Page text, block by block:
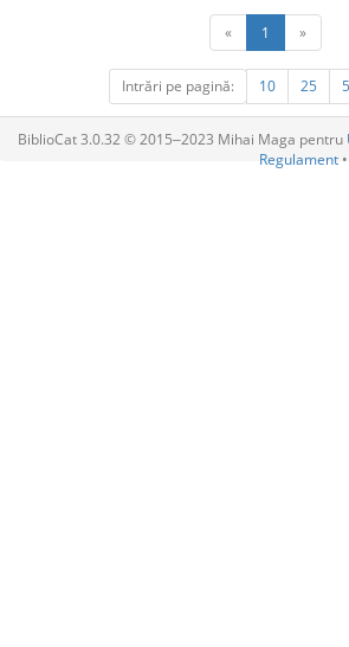
« 1 »
Intrări pe pagină: 10 25
BiblioCat 3.0.32 © 2015‒2023 Mihai Maga pentru
Regulament •